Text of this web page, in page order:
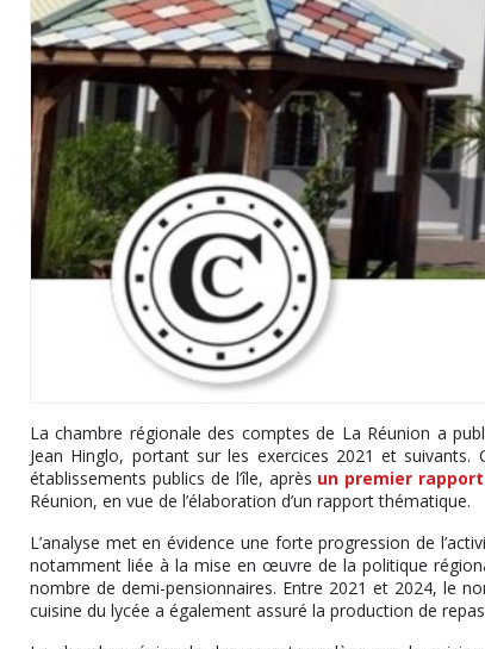
La chambre régionale des comptes de La Réunion a
Jean Hinglo, portant sur les exercices 2021 et
établissements publics de l’île, après un premier rapport
Réunion, en vue de l’élaboration d’un rapport thématique.
L’analyse met en évidence une forte progression de
notamment liée à la mise en œuvre de la politique
nombre de demi-pensionnaires. Entre 2021 et 2024, le
cuisine du lycée a également assuré la production de